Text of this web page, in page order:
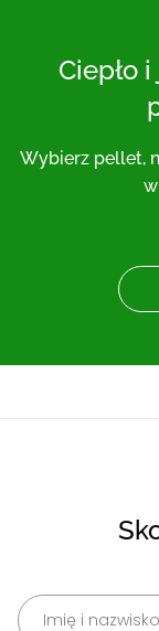
Ciepło i jakość na każdą zimę z
Wybierz pellet, na którym możesz polegać. Zainwestuj